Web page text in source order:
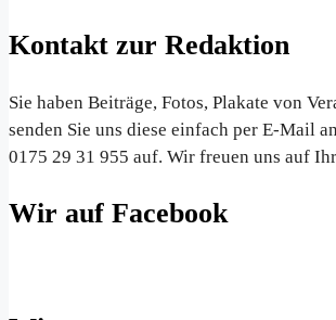
Kontakt zur Redaktion
Sie haben Beiträge, Fotos, Plakate von
senden Sie uns diese einfach per E-Mail an
0175 29 31 955 auf. Wir freuen uns auf
Wir auf Facebook